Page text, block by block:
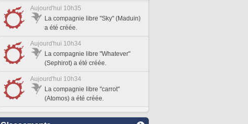
Aujourd'hui 10h35
La compagnie libre "Sky" (Maduin)
a été créée.
Aujourd'hui 10h34
La compagnie libre "Whatever"
(Sephirot) a été créée.
Aujourd'hui 10h34
La compagnie libre "carrot"
(Atomos) a été créée.